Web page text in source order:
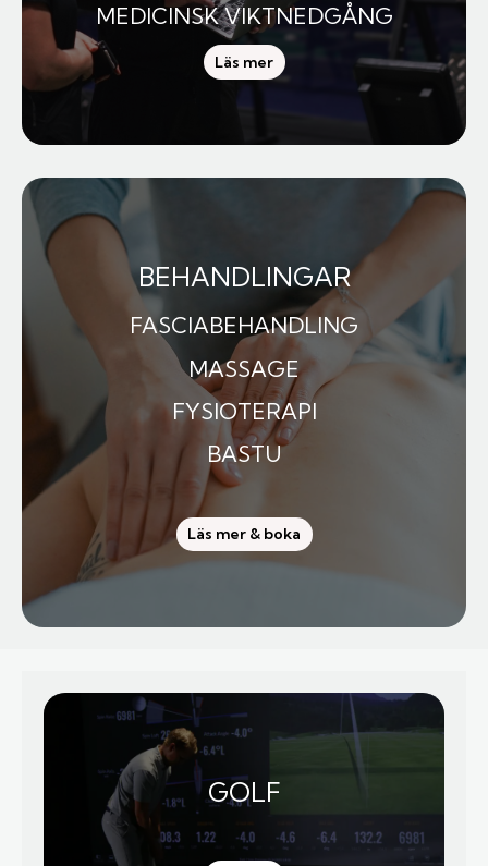
MEDICINSK VIKTNEDGÅNG
Läs mer
BEHANDLINGAR
FASCIABEHANDLING
MASSAGE
FYSIOTERAPI
BASTU
Läs mer & boka
GOLF